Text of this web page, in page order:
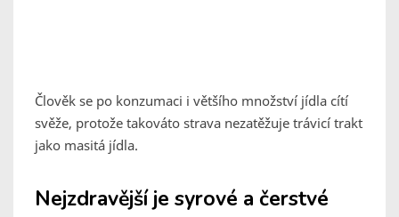
Člověk se po konzumaci i většího množství jídla cítí
svěže, protože takováto strava nezatěžuje trávicí trakt
jako masitá jídla.
Nejzdravější je syrové a čerstvé